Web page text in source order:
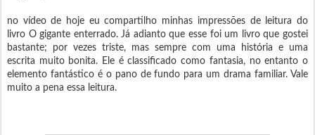
no vídeo de hoje eu compartilho minhas impressões de leitura do
livro O gigante enterrado. Já adianto que esse foi um livro que gostei
bastante; por vezes triste, mas sempre com uma história e uma
escrita muito bonita. Ele é classificado como fantasia, no entanto o
elemento fantástico é o pano de fundo para um drama familiar. Vale
muito a pena essa leitura.